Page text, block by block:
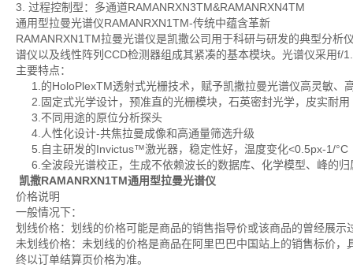
3. 过程控制型：多通道RAMANRXN3TM&RAMANRXN4TM
通用型拉曼光谱仪RAMANRXN1TM-传统中蕴含革新
RAMANRXN1TM拉曼光谱仪是凯撒公司用于科研与研发的典型分
谱仪以及线性阵列CCD检测器组成其紧凑的基本模块。光谱仪采用
主要特点：
1.的HoloPlexTM透射式光栅技术，赋予凯撒拉曼光谱仪高灵敏、
2.固定式光学设计，预准直的光栅模块，石英密封光学，皮实耐用
3.不同用途的原位分析探头
4.人性化设计-共焦拉曼成像和高通量筛选升级
5.自主研发的Invictus™激光器，稳定性好，温度变化<0.5px-1/°C
6.全波段光谱校正，生成不依赖波长的数据库、化学模型、峰的归
凯撒RAMANRXN1TM通用型拉曼光谱仪
价格说明
一般情况下：
划线价格：划线的价格可能是商品的销售指导价或该商品的曾经展
未划线价格：未划线的价格是商品在阿里巴巴中国站上的销售标价
终以订单结算页价格为准。